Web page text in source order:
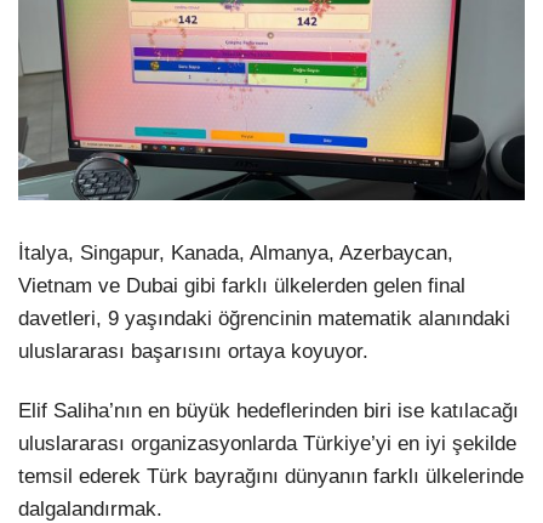
İtalya, Singapur, Kanada, Almanya, Azerbaycan,
Vietnam ve Dubai gibi farklı ülkelerden gelen final
davetleri, 9 yaşındaki öğrencinin matematik alanındaki
uluslararası başarısını ortaya koyuyor.
Elif Saliha’nın en büyük hedeflerinden biri ise katılacağı
uluslararası organizasyonlarda Türkiye’yi en iyi şekilde
temsil ederek Türk bayrağını dünyanın farklı ülkelerinde
dalgalandırmak.